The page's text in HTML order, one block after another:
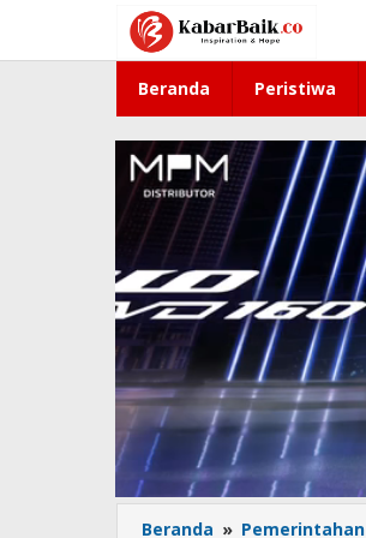
konten
Beranda Peristiwa
Beranda » Pemerintahan